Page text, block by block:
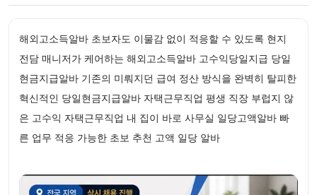
해외고소득알바 초보자도 이물감 없이 적응할 수 있도록 현지
전담 매니저가 케어하는 해외고소득알바 고수익당일지급 당일
현금지급알바 기존의 미뤄지던 급여 정산 방식을 완벽히 탈피한
혁신적인 당일현금지급알바 자택근무직업 평생 직장 부럽지 않
은 고수익 자택근무직업 내 집이 바로 사무실 일당고액알바 빠
른 업무 적응 가능한 초보 추천 고액 일당 알바